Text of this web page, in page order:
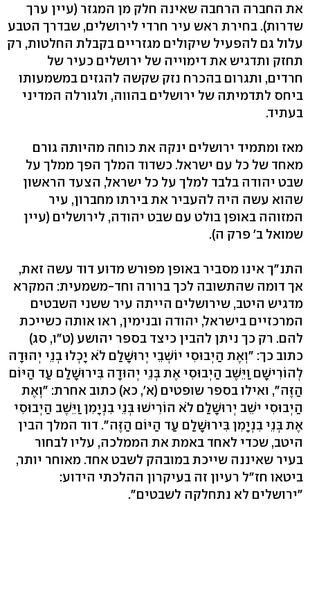
את החברה הרחבה שאינה חלק מן המגזר (עיין ערך
שדרות). בחירת ראש עיר חרדי לירושלים, שבדרך הטבע
עלול גם להפעיל שיקולים מגזריים בקבלת החלטות, רק
תחזק ותדגיש את דימוייה של ירושלים כעיר של
חרדים, ותגרום בהכרח נזק שקשה להגזים במשמעותו
ביחס לתדמיתה של ירושלים בהווה, ולגורלה המדיני
בעתיד.
מאז ומתמיד ירושלים ינקה את כוחה מהיותה גורם
מאחד של כל עם ישראל. כשדוד המלך הפך ממלך על
שבט יהודה בלבד למלך על כל ישראל, הצעד הראשון
שהוא עשה היה להעביר את בירתו מחברון, עיר
המזוהה באופן בולט עם שבט יהודה, לירושלים (עיין
שמואל ב' פרק ה).
התנ"ך אינו מסביר באופן מפורש מדוע דוד עשה זאת,
אך דומה שהתשובה לכך ברורה וחד-משמעית: המקרא
מדגיש היטב, שירושלים הייתה עיר ששני השבטים
המרכזיים בישראל, יהודה ובנימין, ראו אותה כשייכת
להם. רק כך ניתן להבין כיצד בספר יהושע (ט"ו, סג)
כתוב כך: "וְאֶת הַיְבוּסִי יוֹשְׁבֵי יְרוּשָׁלִַם לֹא יָכְלוּ בְנֵי יְהוּדָה
לְהוֹרִישָׁם וַיֵּשֶׁב הַיְבוּסִי אֶת בְּנֵי יְהוּדָה בִּירוּשָׁלִַם עַד הַיּוֹם
הַזֶּה", ואילו בספר שופטים (א', כא) כתוב אחרת: "וְאֶת
הַיְבוּסִי יֹשֵׁב יְרוּשָׁלִַם לֹא הוֹרִישׁוּ בְּנֵי בִנְיָמִן וַיֵּשֶׁב הַיְבוּסִי
אֶת בְּנֵי בִנְיָמִן בִּירוּשָׁלִַם עַד הַיּוֹם הַזֶּה". דוד המלך הבין
היטב, שכדי לאחד באמת את הממלכה, עליו לבחור
בעיר שאיננה שייכת במובהק לשבט אחד. מאוחר יותר,
ביטאו חז"ל רעיון זה בעיקרון ההלכתי הידוע:
"ירושלים לא נתחלקה לשבטים".